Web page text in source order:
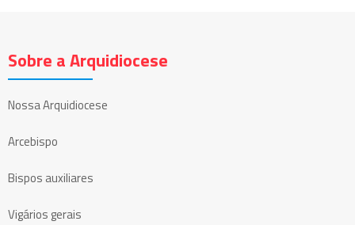
Sobre a Arquidiocese
Nossa Arquidiocese
Arcebispo
Bispos auxiliares
Vigários gerais